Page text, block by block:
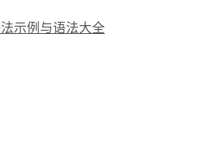
示例与语法大全